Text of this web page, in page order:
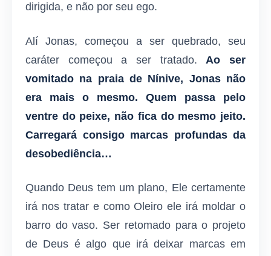
dirigida, e não por seu ego.
Alí Jonas, começou a ser quebrado, seu
caráter começou a ser tratado. Ao ser
vomitado na praia de Nínive, Jonas não
era mais o mesmo. Quem passa pelo
ventre do peixe, não fica do mesmo jeito.
Carregará consigo marcas profundas da
desobediência…
Quando Deus tem um plano, Ele certamente
irá nos tratar e como Oleiro ele irá moldar o
barro do vaso. Ser retomado para o projeto
de Deus é algo que irá deixar marcas em